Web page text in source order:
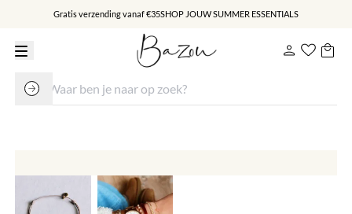
Gratis verzending vanaf €35SHOP JOUW SUMMER ESSENTIALS